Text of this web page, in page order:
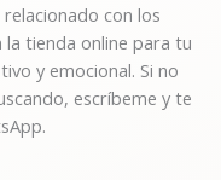
con los
tienda online para tu
y emocional. Si no
escríbeme y te